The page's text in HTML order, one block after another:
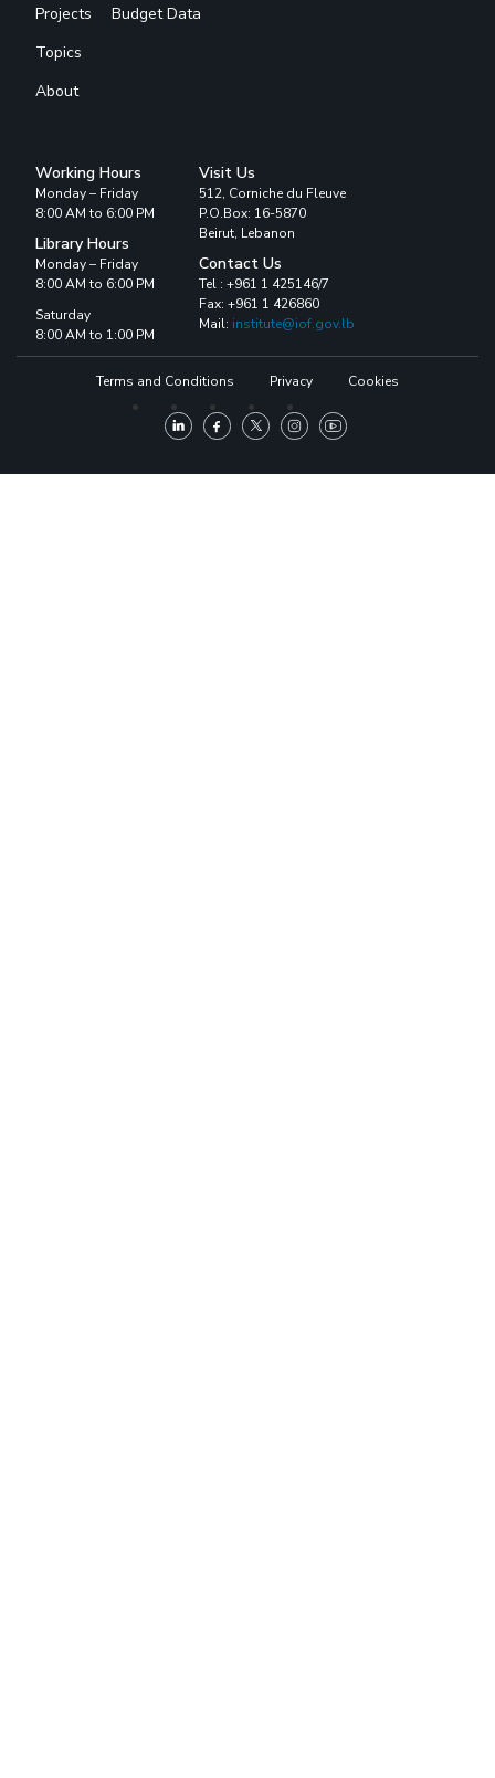
Projects
Topics
About
Budget Data
Working Hours
Monday – Friday
8:00 AM to 6:00 PM
Library Hours
Monday – Friday
8:00 AM to 6:00 PM
Saturday
8:00 AM to 1:00 PM
Visit Us
512, Corniche du Fleuve
P.O.Box: 16-5870
Beirut, Lebanon
Contact Us
Tel : +961 1 425146/7
Fax: +961 1 426860
Mail: institute@iof.gov.lb
Terms and Conditions Privacy Cookies